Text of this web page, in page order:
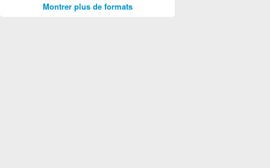
Montrer plus de formats